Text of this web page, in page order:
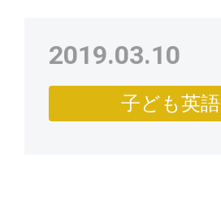
2019.03.10
子ども英語